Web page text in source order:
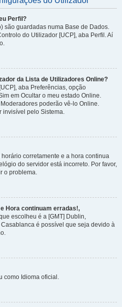
Perfil?
são guardadas numa Base de Dados.
do Utilizador [UCP], aba Perfil. Aí
da Lista de Utilizadores Online?
aba Preferências, opção
em Ocultar o meu estado Online.
poderão vê-lo Online.
invisível pelo Sistema.
corretamente e a hora continua
do servidor está incorreto. Por favor,
o problema.
Hora continuam erradas!,
escolheu é a [GMT] Dublin,
é possível que seja devido à
como Idioma oficial.